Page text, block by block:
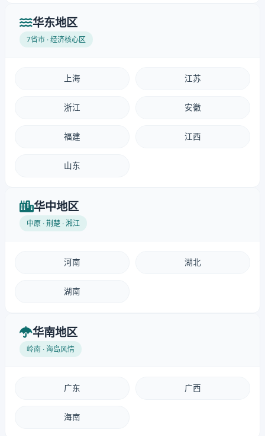
华东地区
7省市 · 经济核心区
上海 江苏
浙江 安徽
福建 江西
山东
华中地区
中原 · 荆楚 · 湘江
河南 湖北
湖南
华南地区
岭南 · 海岛风情
广东 广西
海南